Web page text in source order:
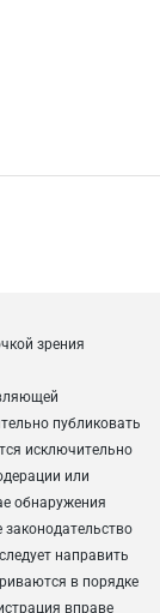
зрения
публиковать
исключительно
или
обнаружения
направить
в порядке
вправе